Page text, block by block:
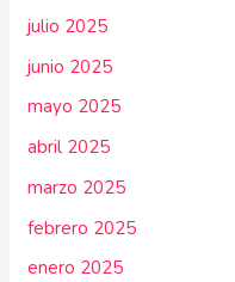
julio 2025
junio 2025
mayo 2025
abril 2025
marzo 2025
febrero 2025
enero 2025